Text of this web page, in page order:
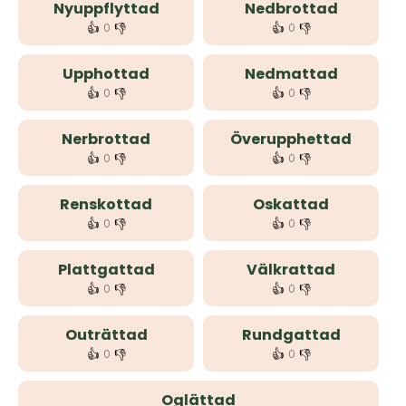
Nyuppflyttad
👍 0 👎
Nedbrottad
👍 0 👎
Upphottad
👍 0 👎
Nedmattad
👍 0 👎
Nerbrottad
👍 0 👎
Överupphettad
👍 0 👎
Renskottad
👍 0 👎
Oskattad
👍 0 👎
Plattgattad
👍 0 👎
Välkrattad
👍 0 👎
Outrättad
👍 0 👎
Rundgattad
👍 0 👎
Oglättad